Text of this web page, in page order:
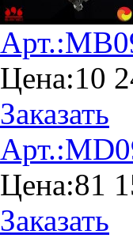
Арт.:
Цена:10
Заказать
Арт.:
Цена:81
Заказать